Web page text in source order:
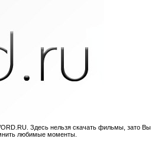
Здесь нельзя скачать фильмы, зато Вы
любимые моменты.